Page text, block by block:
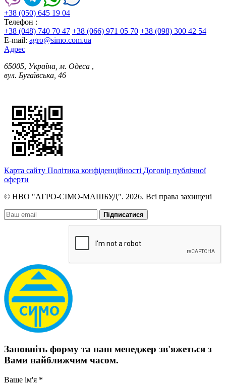
+38 (050) 645 19 04
Телефон :
+38 (048) 740 70 47 +38 (066) 971 05 70 +38 (098) 300 42 54
E-mail: agro@simo.com.ua
Адрес
65005, Україна, м. Одеса ,
вул. Бугаївська, 46
Карта сайту Політика конфіденційності Договір публічної
оферти
© НВО "АГРО-СІМО-МАШБУД". 2026. Всі права захищені
Підписатися
Заповніть форму та наш менеджер зв'яжеться з
Вами найближчим часом.
Ваше ім'я *